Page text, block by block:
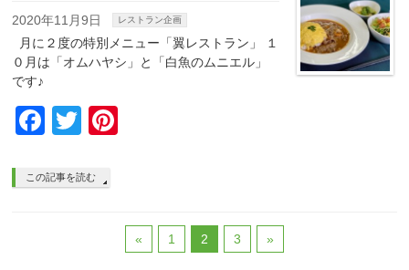
2020年11月9日 レストラン企画
月に２度の特別メニュー「翼レストラン」 １
０月は「オムハヤシ」と「白魚のムニエル」
です♪
Facebook
Twitter
この記事を読む
« 1 2 3 »